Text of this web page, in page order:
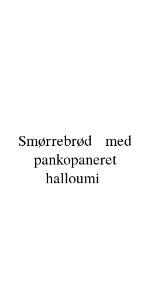
Smørrebrød med
pankopaneret
halloumi